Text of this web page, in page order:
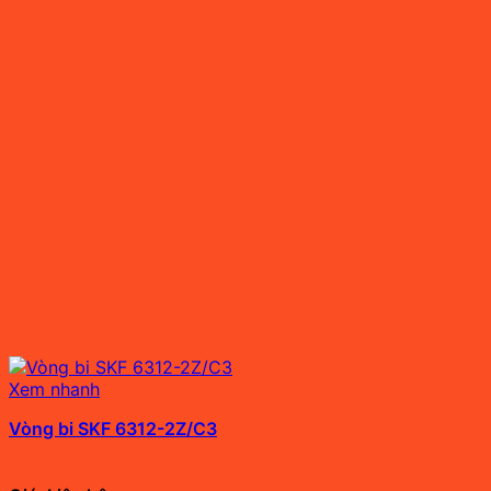
Xem nhanh
Vòng bi SKF 6312-2Z/C3